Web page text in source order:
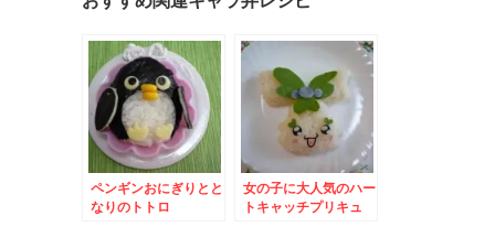
ペンギンおにぎりとと
なりのトトロ
女の子に大人気のハー
トキャッチプリキュ